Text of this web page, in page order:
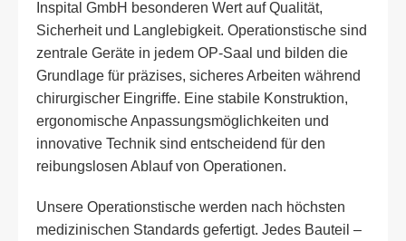
Inspital GmbH besonderen Wert auf Qualität,
Sicherheit und Langlebigkeit. Operationstische sind
zentrale Geräte in jedem OP-Saal und bilden die
Grundlage für präzises, sicheres Arbeiten während
chirurgischer Eingriffe. Eine stabile Konstruktion,
ergonomische Anpassungsmöglichkeiten und
innovative Technik sind entscheidend für den
reibungslosen Ablauf von Operationen.
Unsere Operationstische werden nach höchsten
medizinischen Standards gefertigt. Jedes Bauteil –